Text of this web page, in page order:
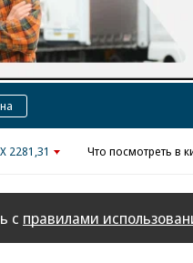
2281,31 Что посмотреть в
с правилами